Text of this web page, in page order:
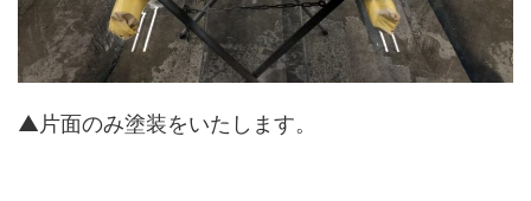
▲片面のみ塗装をいたします。